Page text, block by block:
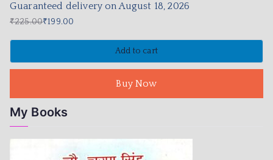
Guaranteed delivery on August 18, 2026
₹225.00₹199.00
Add to cart
Buy Now
My Books